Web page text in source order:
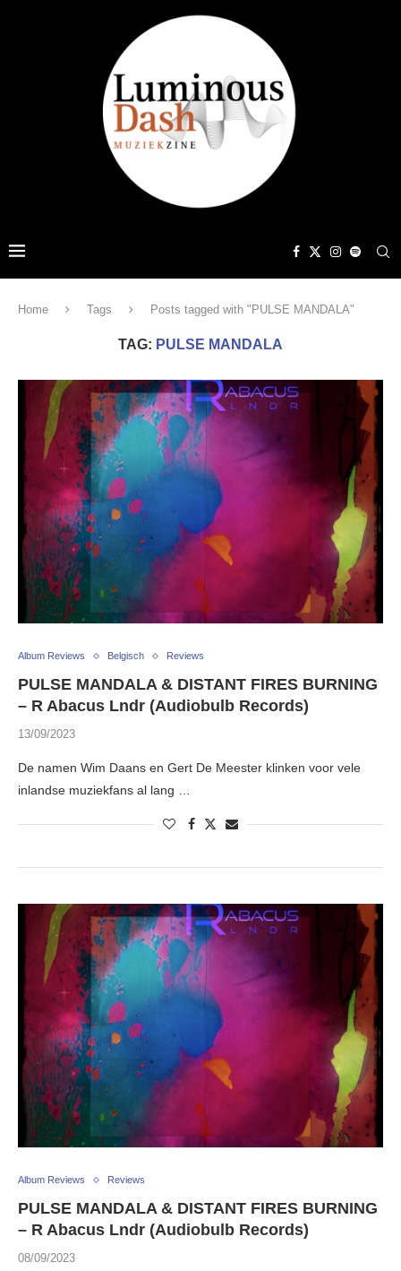
Home Tags Posts tagged with "PULSE MANDALA"
TAG: PULSE MANDALA
Album Reviews Belgisch Reviews
PULSE MANDALA & DISTANT FIRES BURNING
– R Abacus Lndr (Audiobulb Records)
13/09/2023
De namen Wim Daans en Gert De Meester klinken voor vele
inlandse muziekfans al lang …
Album Reviews Reviews
PULSE MANDALA & DISTANT FIRES BURNING
– R Abacus Lndr (Audiobulb Records)
08/09/2023